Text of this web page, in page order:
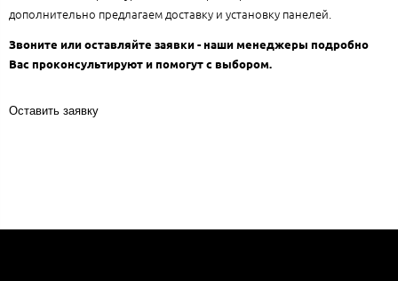
дополнительно предлагаем доставку и установку панелей.
Звоните или оставляйте заявки - наши менеджеры подробно
Вас проконсультируют и помогут с выбором.
Оставить заявку